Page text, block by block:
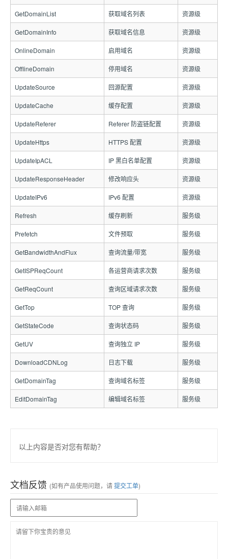
GetDomainList 获取域名列表 资源级
GetDomainInfo 获取域名信息 资源级
OnlineDomain 启用域名 资源级
OfflineDomain 停用域名 资源级
UpdateSource 回源配置 资源级
UpdateCache 缓存配置 资源级
UpdateReferer Referer 防盗链配置 资源级
UpdateHttps HTTPS 配置 资源级
UpdateIpACL IP 黑白名单配置 资源级
UpdateResponseHeader 修改响应头 资源级
UpdateIPv6 IPv6 配置 资源级
Refresh 缓存刷新 服务级
Prefetch 文件预取 服务级
GetBandwidthAndFlux 查询流量/带宽 服务级
GetISPReqCount 各运营商请求次数 服务级
GetReqCount 查询区域请求次数 服务级
GetTop TOP 查询 服务级
GetStateCode 查询状态码 服务级
GetUV 查询独立 IP 服务级
DownloadCDNLog 日志下载 服务级
GetDomainTag 查询域名标签 服务级
EditDomainTag 编辑域名标签 服务级
以上内容是否对您有帮助？
文档反馈 (如有产品使用问题，请提交工单)